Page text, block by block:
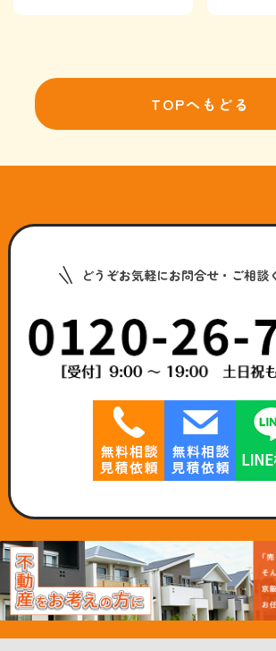
TOPへもどる
どうぞお気軽にお問合せ・ご相談